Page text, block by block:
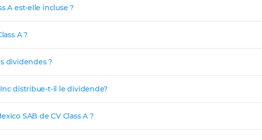
A est-elle incluse ?
A ?
dividendes ?
distribue-t-il le dividende?
SAB de CV Class A ?